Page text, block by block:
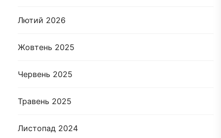
Лютий 2026
Жовтень 2025
Червень 2025
Травень 2025
Листопад 2024